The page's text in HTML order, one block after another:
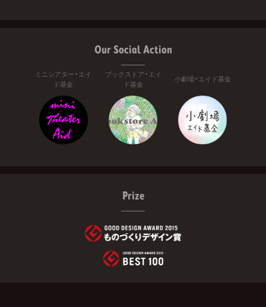
Our Social Action
ミニシアター・エイ
ド基金
ブックストア・エイ
ド基金
小劇場・エイド基金
Prize